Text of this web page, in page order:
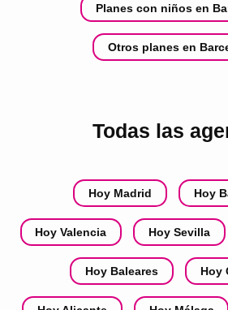
Planes con niños en
Otros planes en
Todas las
Hoy Madrid Hoy
Hoy Valencia Hoy Sevilla
Hoy Baleares Hoy